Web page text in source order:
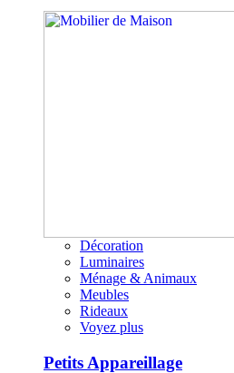
Décoration
Luminaires
Ménage & Animaux
Meubles
Rideaux
Voyez plus
Petits Appareillage